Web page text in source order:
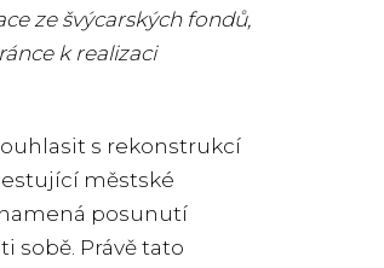
ze švýcarských fondů,
k realizaci
s rekonstrukcí
městské
posunutí
sobě. Právě tato